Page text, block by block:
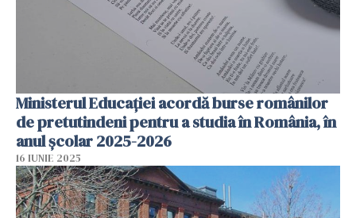
Ministerul Educației acordă burse românilor
de pretutindeni pentru a studia în România, în
anul școlar 2025-2026
16 IUNIE 2025